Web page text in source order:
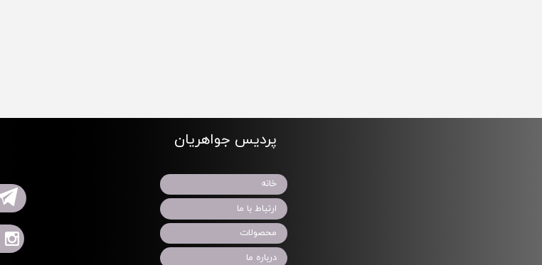
پردیس جواهریان
خانه
ارتباط با ما
محصولات
درباره ما